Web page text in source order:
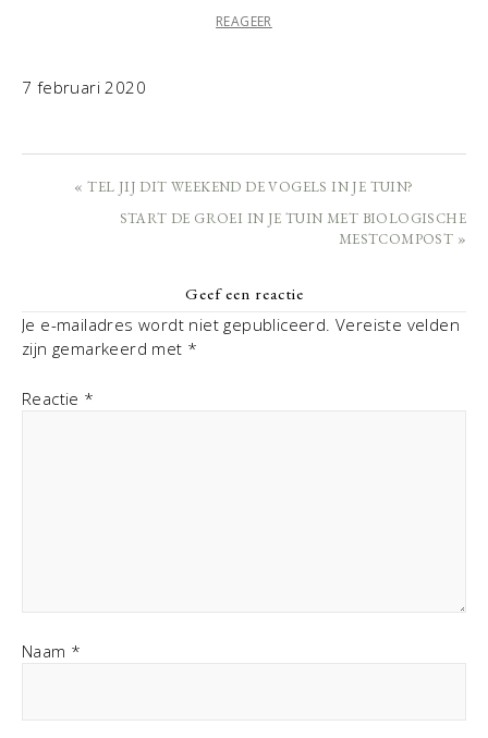
REAGEER
7 februari 2020
« TEL JIJ DIT WEEKEND DE VOGELS IN JE TUIN?
START DE GROEI IN JE TUIN MET BIOLOGISCHE
MESTCOMPOST »
Geef een reactie
Je e-mailadres wordt niet gepubliceerd. Vereiste velden
zijn gemarkeerd met *
Reactie *
Naam *